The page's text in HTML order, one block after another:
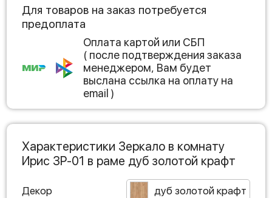
Для товаров на заказ потребуется
предоплата
Оплата картой или СБП
( после подтверждения заказа
менеджером, Вам будет
выслана ссылка на оплату на
email )
Характеристики Зеркало в комнату
Ирис ЗР-01 в раме дуб золотой крафт
Декор дуб золотой крафт